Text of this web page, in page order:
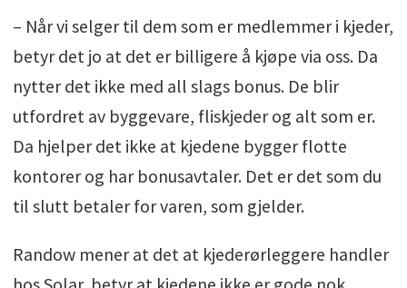
– Når vi selger til dem som er medlemmer i kjeder,
betyr det jo at det er billigere å kjøpe via oss. Da
nytter det ikke med all slags bonus. De blir
utfordret av byggevare, fliskjeder og alt som er.
Da hjelper det ikke at kjedene bygger flotte
kontorer og har bonusavtaler. Det er det som du
til slutt betaler for varen, som gjelder.
Randow mener at det at kjederørleggere handler